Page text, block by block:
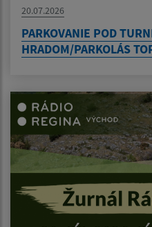
20.07.2026
PARKOVANIE POD
HRADOM/PARKOLÁS